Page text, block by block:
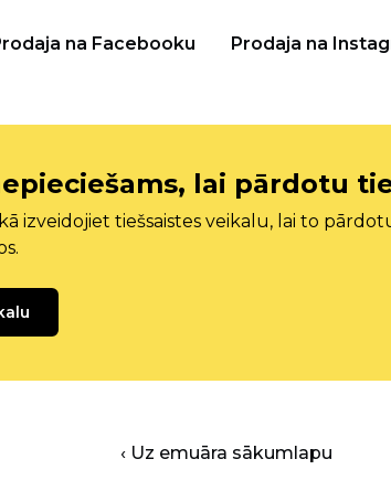
na Facebooku Prodaja na
lai pārdotu
izveidojiet tiešsaistes veikalu, lai to
‹ Uz emuāra sākumlapu